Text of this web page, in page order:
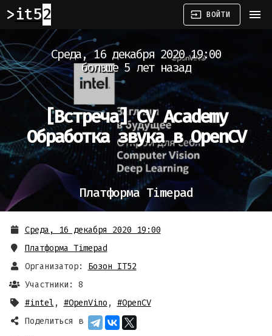
it52 input ВОЙТИ menu
Среда, 16 декабря 2020 19:00
больше 5 лет назад
[Встреча] CV Academy
Обработка звука в OpenCV
Платформа Timepad
Среда, 16 декабря 2020 19:00
Платформа Timepad
Организатор:
Бозон IT52
Участники: 8
#intel , #OpenVino , #OpenCV
Поделиться в